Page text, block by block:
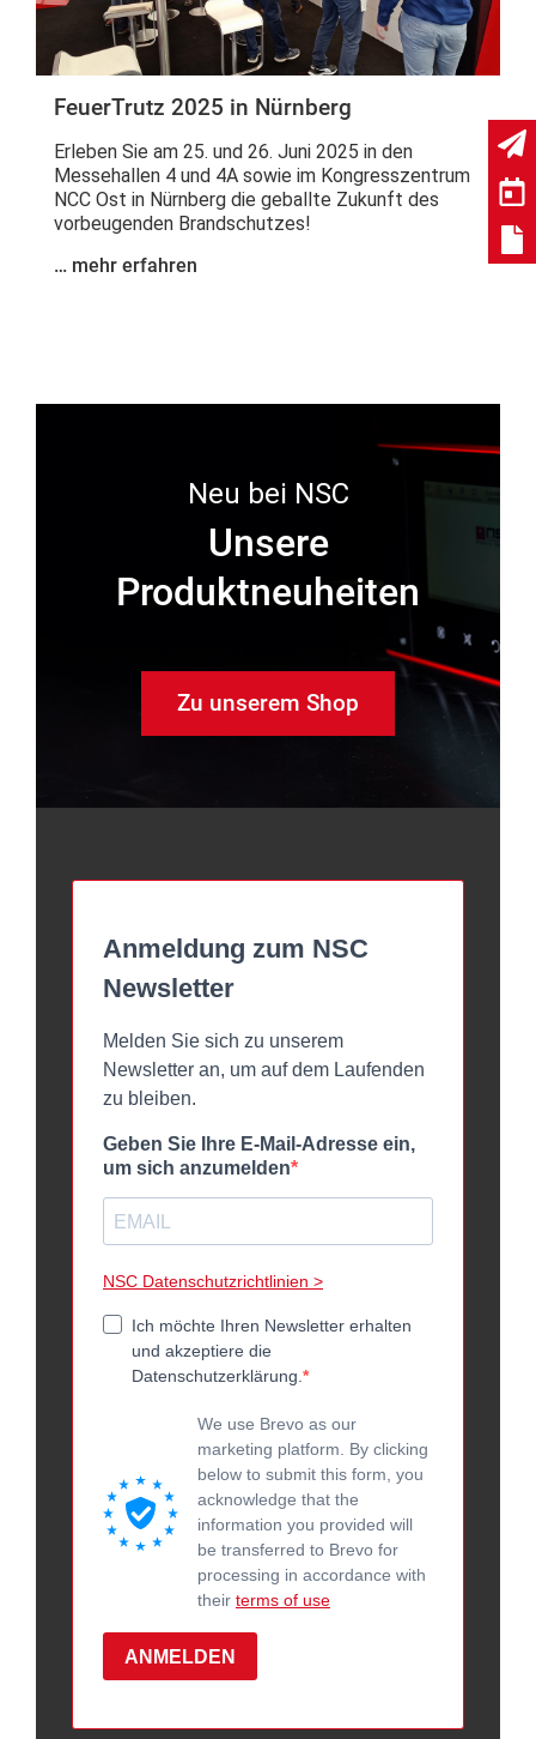
FeuerTrutz 2025 in Nürnberg
Erleben Sie am 25. und 26. Juni 2025 in den
Messehallen 4 und 4A sowie im Kongresszentrum
NCC Ost in Nürnberg die geballte Zukunft des
vorbeugenden Brandschutzes!
… mehr erfahren
Neu bei NSC
Unsere
Produktneuheiten
Zu unserem Shop
Anmeldung zum NSC
Newsletter
Melden Sie sich zu unserem
Newsletter an, um auf dem Laufenden
zu bleiben.
Geben Sie Ihre E-Mail-Adresse ein,
um sich anzumelden
NSC Datenschutzrichtlinien >
Ich möchte Ihren Newsletter erhalten
und akzeptiere die
Datenschutzerklärung.
We use Brevo as our
marketing platform. By clicking
below to submit this form, you
acknowledge that the
information you provided will
be transferred to Brevo for
processing in accordance with
their terms of use
ANMELDEN